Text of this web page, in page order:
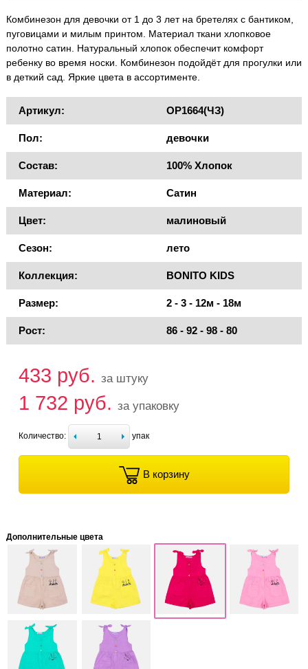
Комбинезон для девочки от 1 до 3 лет на бретелях с бантиком,
пуговицами и милым принтом. Материал ткани хлопковое
полотно сатин. Натуральный хлопок обеспечит комфорт
ребенку во время носки. Комбинезон подойдёт для прогулки или
в деткий сад. Яркие цвета в ассортименте.
Артикул: OP1664(ЧЗ)
Пол: девочки
Состав: 100% Хлопок
Материал: Сатин
Цвет: малиновый
Сезон: лето
Коллекция: BONITO KIDS
Размер: 2 - 3 - 12м - 18м
Рост: 86 - 92 - 98 - 80
433 руб. за штуку
1 732 руб. за упаковку
Количество: упак
В корзину
Дополнительные цвета